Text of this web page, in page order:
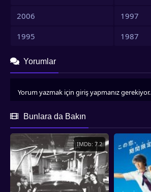
2006
1997
1995
1987
Yorumlar
Yorum yazmak için giriş yapmanız gerekiyor.
Bunlara da Bakın
IMDb: 7.2